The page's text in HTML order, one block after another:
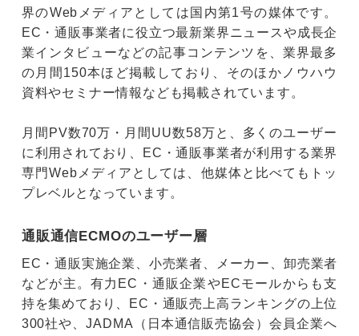
界のWebメディアとしては国内第1号の媒体です。
EC・通販事業者に役立つ最新業界ニュースや成長企
業インタビューなどの記事コンテンツを、業界最多
の月間150本ほど掲載しており、そのほかノウハウ
資料やセミナー情報なども掲載されています。
月間PV数70万・月間UU数58万と、多くのユーザー
に利用されており、EC・通販事業者が利用する業界
専門Webメディアとしては、他媒体と比べてもトッ
プレベルとなっています。
通販通信ECMOのユーザー層
EC・通販実施企業、小売業者、メーカー、卸売業者
などが主。有力EC・通販企業やECモールからも支
持を集めており、EC・通販売上高ランキングの上位
300社や、JADMA（日本通信販売協会）会員企業へ